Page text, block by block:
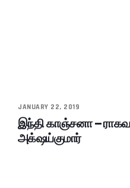
JANUARY 22, 2019
இந்தி காஞ்சனா –
அக்‌ஷய்குமார்